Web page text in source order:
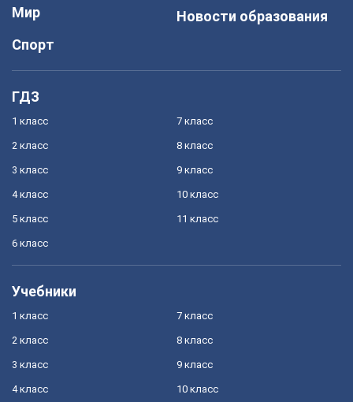
Мир
Спорт
Новости образования
ГДЗ
1 класс
2 класс
3 класс
4 класс
5 класс
6 класс
7 класс
8 класс
9 класс
10 класс
11 класс
Учебники
1 класс
2 класс
3 класс
4 класс
7 класс
8 класс
9 класс
10 класс